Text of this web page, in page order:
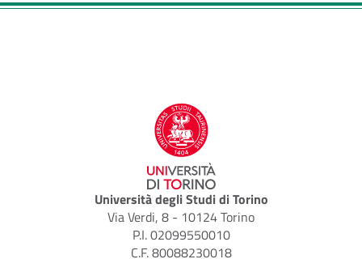
Università degli Studi di Torino
Via Verdi, 8 - 10124 Torino
P.I. 02099550010
C.F. 80088230018